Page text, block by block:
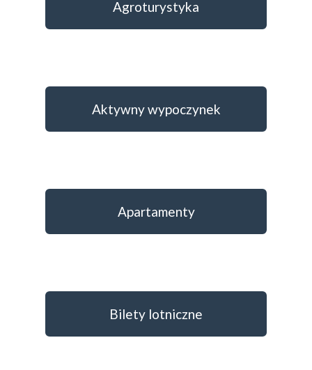
Agroturystyka
Aktywny wypoczynek
Apartamenty
Bilety lotniczne